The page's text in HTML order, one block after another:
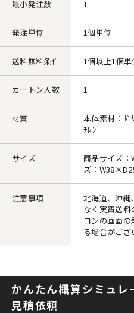
最小発注数 1
発注単位 1個単位
送料無料条件 1個以上1個単
カートン入数 1
材質
本体素材：ﾎ
ﾁﾚﾝ
サイズ
商品サイズ
ズ：
注意事項
北海道、沖縄
なく実費送料
コンの画面
る場合がござ
かんたん概算シミュレ
見積依頼